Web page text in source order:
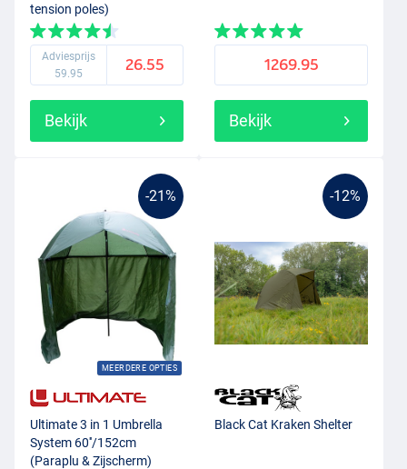
tension poles)
Adviesprijs
59.95
26.55
Bekijk
1269.95
Bekijk
-21%
MEERDERE OPTIES
Ultimate 3 in 1 Umbrella
System 60''/152cm
(Paraplu & Zijscherm)
-12%
Black Cat Kraken Shelter